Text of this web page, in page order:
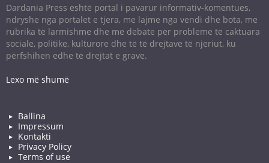
Dardania Press është portal i pavarur informativ-komentues,
ndryshe nga portalet e tjera, me lajme nga vendi dhe bota, me
rubrika të larmishme dhe me debate për probleme të caktuara
sociale, politike, kulturore dhe të të drejtave të njeriut, ku
përfshihen edhe të drejtat e grave.
Lexo më shumë
Ballina
Impressum
Kontakti
Privacy Policy
Terms of use